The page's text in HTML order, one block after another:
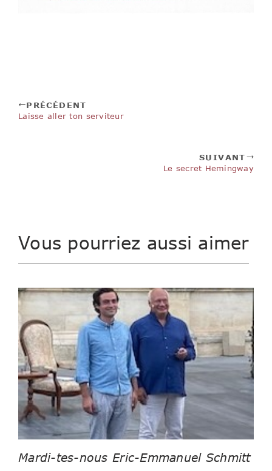
PRÉCÉDENT
Laisse aller ton serviteur
SUIVANT
Le secret Hemingway
Vous pourriez aussi aimer
Mardi-tes-nous Eric-Emmanuel Schmitt